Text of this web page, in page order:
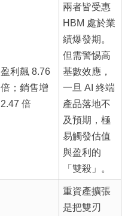
盈利飆 8.76
倍；銷售增
2.47 倍
兩者皆受惠
HBM 處於業
績爆發期。
但需警惕高
基數效應，
一旦 AI 終端
產品落地不
及預期，極
易觸發估值
與盈利的
「雙殺」。
重資產擴張
是把雙刃